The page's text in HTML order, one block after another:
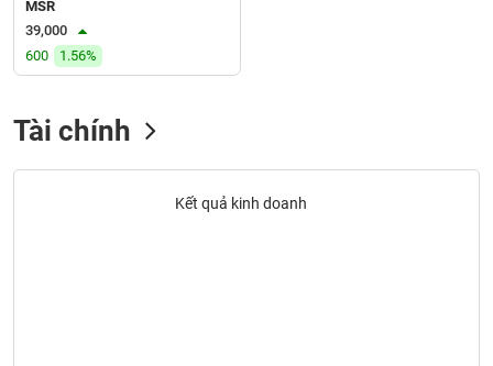
MSR
39,000
600
1.56%
Tài chính
Kết quả kinh doanh
SÓC
SỨC
KHỎE